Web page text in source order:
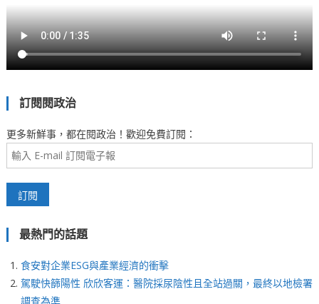
訂閱閱政治
更多新鮮事，都在閱政治！歡迎免費訂閱：
最熱門的話題
食安對企業ESG與產業經濟的衝擊
駕駛快篩陽性 欣欣客運：醫院採尿陰性且全站過關，最終以地檢署
調查為準